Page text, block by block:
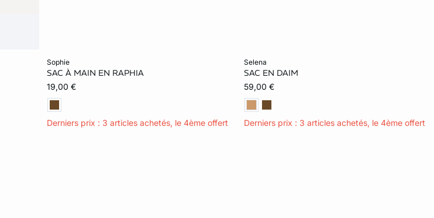
sophie
SAC À MAIN EN RAPHIA
19,00 €
Derniers prix : 3 articles achetés, le 4ème offert
selena
SAC EN DAIM
59,00 €
Derniers prix : 3 articles achetés, le 4ème offert